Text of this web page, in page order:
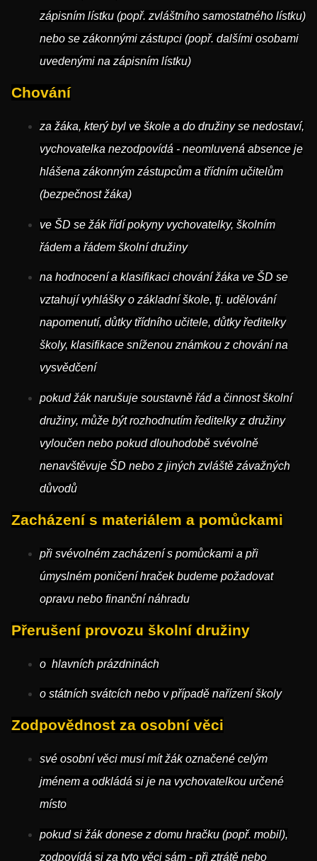
zápisním lístku (popř. zvláštního samostatného lístku)
nebo se zákonnými zástupci (popř. dalšími osobami
uvedenými na zápisním lístku)
Chování
za žáka, který byl ve škole a do družiny se nedostaví,
vychovatelka nezodpovídá - neomluvená absence je
hlášena zákonným zástupcům a třídním učitelům
(bezpečnost žáka)
ve ŠD se žák řídí pokyny vychovatelky, školním
řádem a řádem školní družiny
na hodnocení a klasifikaci chování žáka ve ŠD se
vztahují vyhlášky o základní škole, tj. udělování
napomenutí, důtky třídního učitele, důtky ředitelky
školy, klasifikace sníženou známkou z chování na
vysvědčení
pokud žák narušuje soustavně řád a činnost školní
družiny, může být rozhodnutím ředitelky z družiny
vyloučen nebo pokud dlouhodobě svévolně
nenavštěvuje ŠD nebo z jiných zvláště závažných
důvodů
Zacházení s materiálem a pomůckami
při svévolném zacházení s pomůckami a při
úmyslném poničení hraček budeme požadovat
opravu nebo finanční náhradu
Přerušení provozu školní družiny
o hlavních prázdninách
o státních svátcích nebo v případě nařízení školy
Zodpovědnost za osobní věci
své osobní věci musí mít žák označené celým
jménem a odkládá si je na vychovatelkou určené
místo
pokud si žák donese z domu hračku (popř. mobil),
zodpovídá si za tyto věci sám - při ztrátě nebo